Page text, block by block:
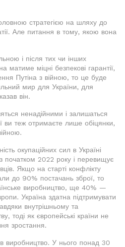
стратегією на шляху до
Але питання в тому, якою вона
і після тих чи інших
матиме міцні безпекові гарантії,
Путіна з війною, то це буде
мир для України, для
він.
ненадійними і залишаться
ви теж отримаєте лише обіцянки,
окупаційних сил в Україні
з початком 2022 року і перевищує
Якщо на старті конфлікту
до 90% постачань зброї, то
виробництво, ще 40% —
Україна здатна підтримувати
внутрішньому та
тоді як європейські країни не
зростання.
виробництво. У нього понад 30